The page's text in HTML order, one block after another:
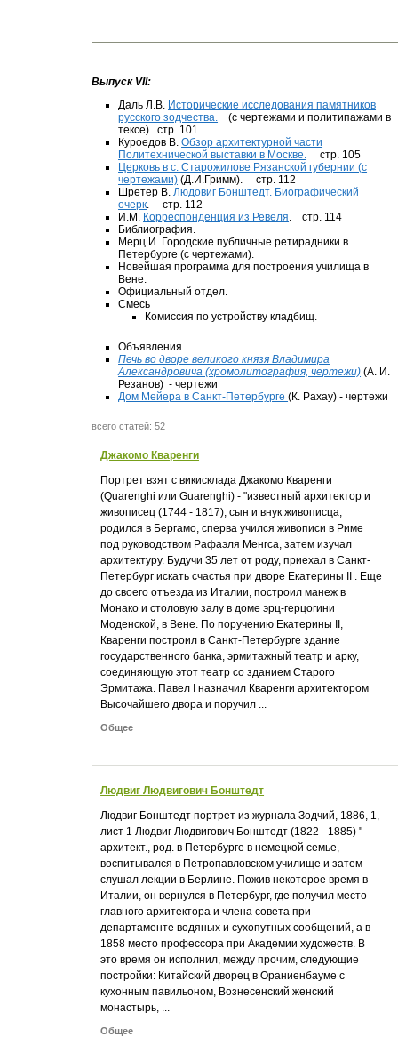
Выпуск VII:
Даль Л.В. Исторические исследования памятников
русского зодчества. (с чертежами и политипажами в
тексе) стр. 101
Куроедов В.Обзор архитектурной части
Политехнической выставки в Москве. стр. 105
Церковь в с. Старожилове Рязанской губернии (с
чертежами) (Д.И.Гримм). стр. 112
Шретер В.Людовиг Бонштедт. Биографический
очерк. стр. 112
И.М. Корреспонденция из Ревеля. стр. 114
Библиография.
Мерц И. Городские публичные ретирадники в
Петербурге (с чертежами).
Новейшая программа для построения училища в
Вене.
Официальный отдел.
Смесь
Комиссия по устройству кладбищ.
Объявления
Печь во дворе великого князя Владимира
Александровича (хромолитография, чертежи) (А. И.
Резанов) - чертежи
Дом Мейера в Санкт-Петербурге(К. Рахау) - чертежи
всего статей: 52
Джакомо Кваренги
Портрет взят с викисклада Джакомо Кваренги
(Quarenghi или Guarenghi) - "известный архитектор и
живописец (1744 - 1817), сын и внук живописца,
родился в Бергамо, сперва учился живописи в Риме
под руководством Рафаэля Менгса, затем изучал
архитектуру. Будучи 35 лет от роду, приехал в Санкт-
Петербург искать счастья при дворе Екатерины II . Еще
до своего отъезда из Италии, построил манеж в
Монако и столовую залу в доме эрц-герцогини
Моденской, в Вене. По поручению Екатерины II,
Кваренги построил в Санкт-Петербурге здание
государственного банка, эрмитажный театр и арку,
соединяющую этот театр со зданием Старого
Эрмитажа. Павел I назначил Кваренги архитектором
Высочайшего двора и поручил ...
Общее
Людвиг Людвигович Бонштедт
Людвиг Бонштедт портрет из журнала Зодчий, 1886, 1,
лист 1 Людвиг Людвигович Бонштедт (1822 - 1885) "—
архитект., род. в Петербурге в немецкой семье,
воспитывался в Петропавловском училище и затем
слушал лекции в Берлине. Пожив некоторое время в
Италии, он вернулся в Петербург, где получил место
главного архитектора и члена совета при
департаменте водяных и сухопутных сообщений, а в
1858 место профессора при Академии художеств. В
это время он исполнил, между прочим, следующие
постройки: Китайский дворец в Ораниенбауме с
кухонным павильоном, Вознесенский женский
монастырь, ...
Общее